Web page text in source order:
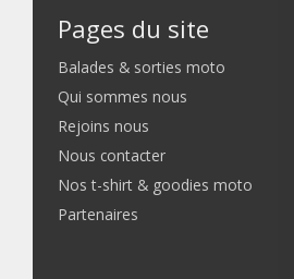
Pages du site
Balades & sorties moto
Qui sommes nous
Rejoins nous
Nous contacter
Nos t-shirt & goodies moto
Partenaires